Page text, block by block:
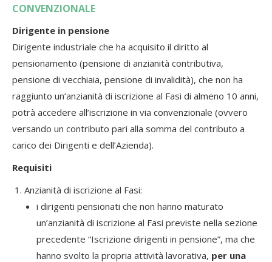
CONVENZIONALE
Dirigente in pensione
Dirigente industriale che ha acquisito il diritto al
pensionamento (pensione di anzianità contributiva,
pensione di vecchiaia, pensione di invalidità), che non ha
raggiunto un’anzianità di iscrizione al Fasi di almeno 10 anni,
potrà accedere all’iscrizione in via convenzionale (ovvero
versando un contributo pari alla somma del contributo a
carico dei Dirigenti e dell’Azienda).
Requisiti
Anzianità di iscrizione al Fasi:
i dirigenti pensionati che non hanno maturato
un’anzianità di iscrizione al Fasi previste nella sezione
precedente “Iscrizione dirigenti in pensione”, ma che
hanno svolto la propria attività lavorativa, per una